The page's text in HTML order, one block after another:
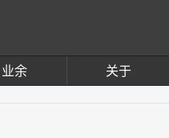
业余 关于